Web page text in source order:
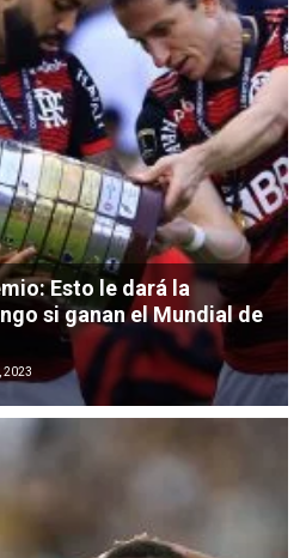
Esto le dará la
si ganan el Mundial de
2023